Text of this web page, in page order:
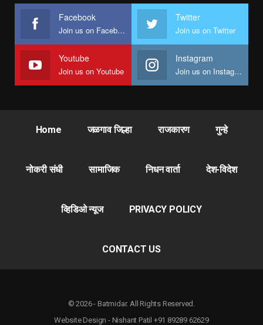
Facebook
Join us on Facebook
Twitter
Join us on Twitter
Youtube
Join us on Youtube
Instagram
Join us on Instagram
Home जळगाव जिल्हा राजकारण गुन्हे
नोकरी संधी सामाजिक निधन वार्ता देश-विदेश
व्हिडिओ न्यूज PRIVACY POLICY
CONTACT US
© 2026 - Batmidar. All Rights Reserved.
Website Design - Nishant Patil +91 89289 62629